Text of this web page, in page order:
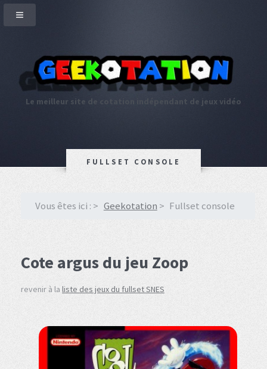
Le meilleur site de cotation indépendant de jeux vidéo
FULLSET CONSOLE
Vous êtes ici : Geekotation Fullset console
Cote argus du jeu Zoop
revenir à la liste des jeux du fullset SNES